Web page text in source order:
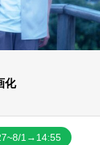
化
1→14:55